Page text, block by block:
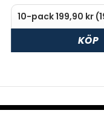
KÖP